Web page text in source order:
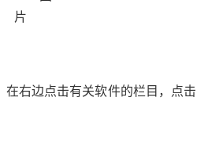
在右边点击有关软件的栏目，点击